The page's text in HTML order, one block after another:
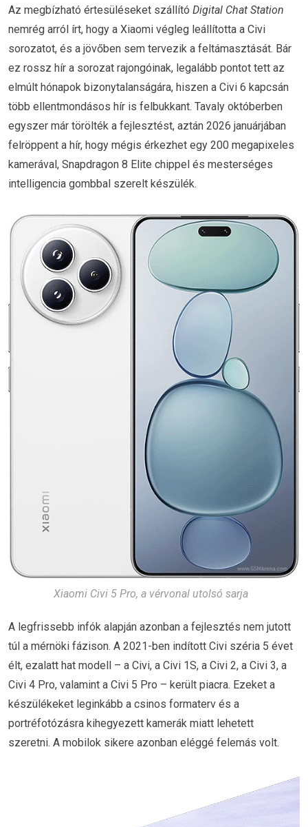
Az megbízható értesüléseket szállító Digital Chat Station
nemrég arról írt, hogy a Xiaomi végleg leállította a Civi
sorozatot, és a jövőben sem tervezik a feltámasztását. Bár
ez rossz hír a sorozat rajongóinak, legalább pontot tett az
elmúlt hónapok bizonytalanságára, hiszen a Civi 6 kapcsán
több ellentmondásos hír is felbukkant. Tavaly októberben
egyszer már törölték a fejlesztést, aztán 2026 januárjában
felröppent a hír, hogy mégis érkezhet egy 200 megapixeles
kamerával, Snapdragon 8 Elite chippel és mesterséges
intelligencia gombbal szerelt készülék.
Xiaomi Civi 5 Pro, a vérvonal utolsó sarja
A legfrissebb infók alapján azonban a fejlesztés nem jutott
túl a mérnöki fázison. A 2021-ben indított Civi széria 5 évet
élt, ezalatt hat modell – a Civi, a Civi 1S, a Civi 2, a Civi 3, a
Civi 4 Pro, valamint a Civi 5 Pro – került piacra. Ezeket a
készülékeket leginkább a csinos formaterv és a
portréfotózásra kihegyezett kamerák miatt lehetett
szeretni. A mobilok sikere azonban eléggé felemás volt.